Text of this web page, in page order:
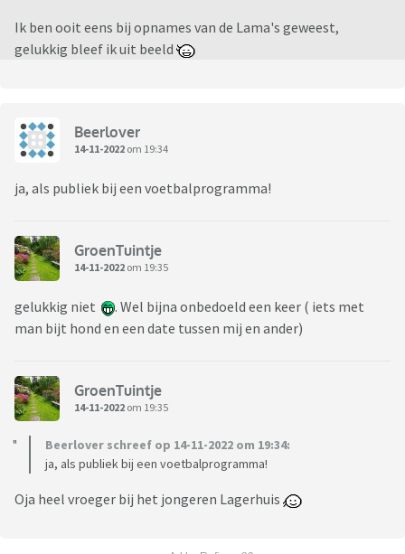
Ik ben ooit eens bij opnames van de Lama's geweest,
gelukkig bleef ik uit beeld
Beerlover
14-11-2022 om 19:34
ja, als publiek bij een voetbalprogramma!
GroenTuintje
14-11-2022 om 19:35
gelukkig niet
. Wel bijna onbedoeld een keer ( iets met
man bijt hond en een date tussen mij en ander)
GroenTuintje
14-11-2022 om 19:35
Beerlover schreef op 14-11-2022 om 19:34:
ja, als publiek bij een voetbalprogramma!
Oja heel vroeger bij het jongeren Lagerhuis